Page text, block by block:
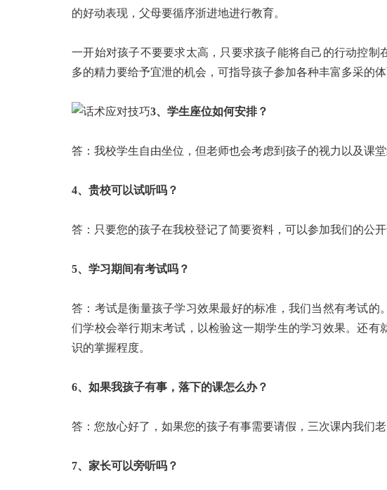
的好动表现，父母要循序浙进地进行教育。
一开始对孩子不要要求太高，只要求孩子能将自己的行动控
多的精力要给予宜泄的机会，可指导孩子参加各种丰富多采的
3、学生座位如何安排？
答：我校学生自由坐位，但老师也会考虑到孩子的视力以及课
4、贵校可以试听吗？
答：只要您的孩子在我校登记了简要资料，可以参加我们的公开
5、学习期间有考试吗？
答：考试是衡量孩子学习效果最好的标准，我们当然有考试
们学校会举行期末考试，以检验这一期学生的学习效果。还
识的掌握程度。
6、如果我孩子有事，落下的课怎么办？
答：您放心好了，如果您的孩子有事需要请假，三次课内我们
7、家长可以旁听吗？